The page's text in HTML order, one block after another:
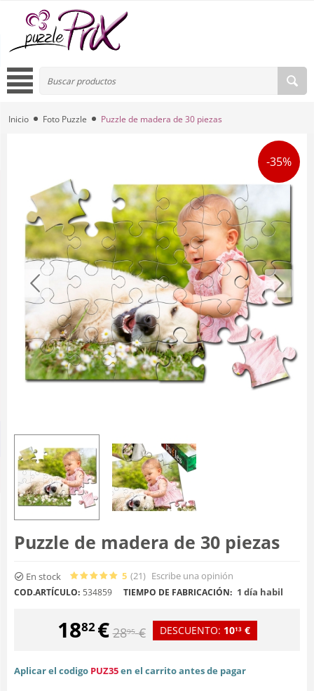
Inicio Foto Puzzle Puzzle de madera de 30 piezas
-35%
Puzzle de madera de 30 piezas
En stock 5 (21) Escribe una opinión
COD.ARTÍCULO: 534859 TIEMPO DE FABRICACIÓN: 1 día habil
1882€ 2895 € DESCUENTO: 1013 €
Aplicar el codigo PUZ35en el carrito antes de pagar